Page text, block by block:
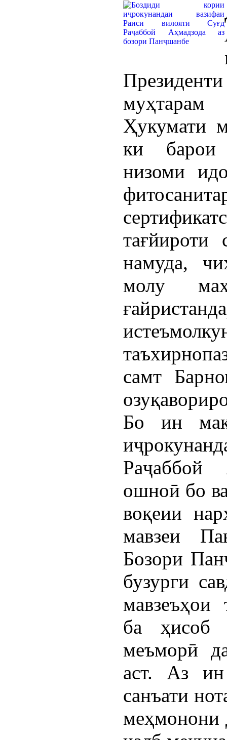
Ҳукумати
ки барои
низоми
тағйироти
намуда,
молу
самт
Бо ин
Раҷаббой
ошноӣ бо
воқеии
мавзеи
Бозори
бузурги
мавзеъҳои
ба ҳисоб
меъморӣ
аст. Аз
санъати
меҳмонони